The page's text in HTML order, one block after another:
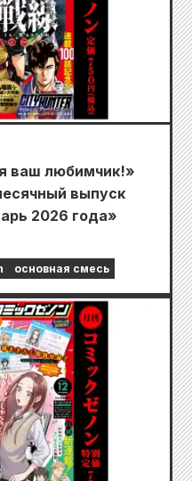
ваш любимчик!»
выпуск
2026 года»
основная смесь